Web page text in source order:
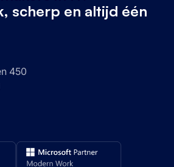
scherp en altijd één
450